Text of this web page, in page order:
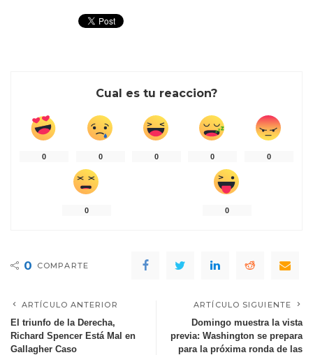
Cual es tu reaccion?
0 0 0 0 0
0 0
0 COMPARTE
ARTÍCULO ANTERIOR
El triunfo de la Derecha,
Richard Spencer Está Mal en
Gallagher Caso
ARTÍCULO SIGUIENTE
Domingo muestra la vista
previa: Washington se prepara
para la próxima ronda de las